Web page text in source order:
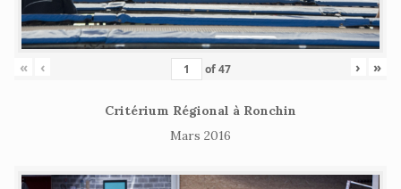
« ‹ of47 › »
Critérium Régional à Ronchin
Mars 2016